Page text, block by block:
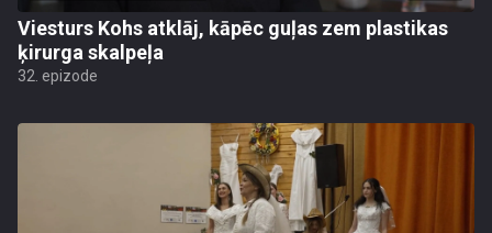
Viesturs Kohs atklāj, kāpēc guļas zem plastikas
ķirurga skalpeļa
32. epizode